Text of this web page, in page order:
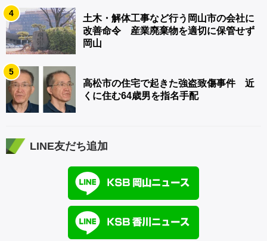
4
土木・解体工事など行う岡山市の会社に
改善命令 産業廃棄物を適切に保管せず
岡山
5
高松市の住宅で起きた強盗致傷事件 近
くに住む64歳男を指名手配
LINE友だち追加